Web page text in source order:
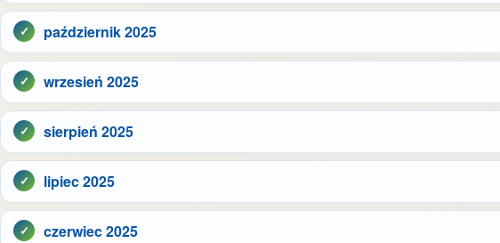
październik 2025
wrzesień 2025
sierpień 2025
lipiec 2025
czerwiec 2025